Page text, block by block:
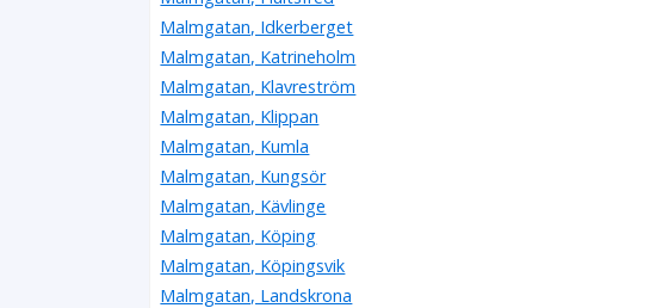
Malmgatan, Idkerberget
Malmgatan, Katrineholm
Malmgatan, Klavreström
Malmgatan, Klippan
Malmgatan, Kumla
Malmgatan, Kungsör
Malmgatan, Kävlinge
Malmgatan, Köping
Malmgatan, Köpingsvik
Malmgatan, Landskrona